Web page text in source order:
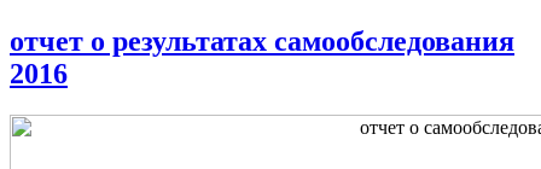
отчет о результатах самообследования
2016